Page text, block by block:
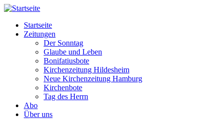
Direkt
Inhalt
Main
navigation
Startseite
Zeitungen
Der Sonntag
Glaube und Leben
Bonifatiusbote
Kirchenzeitung Hildesheim
Neue Kirchenzeitung Hamburg
Kirchenbote
Tag des Herrn
Abo
Über uns